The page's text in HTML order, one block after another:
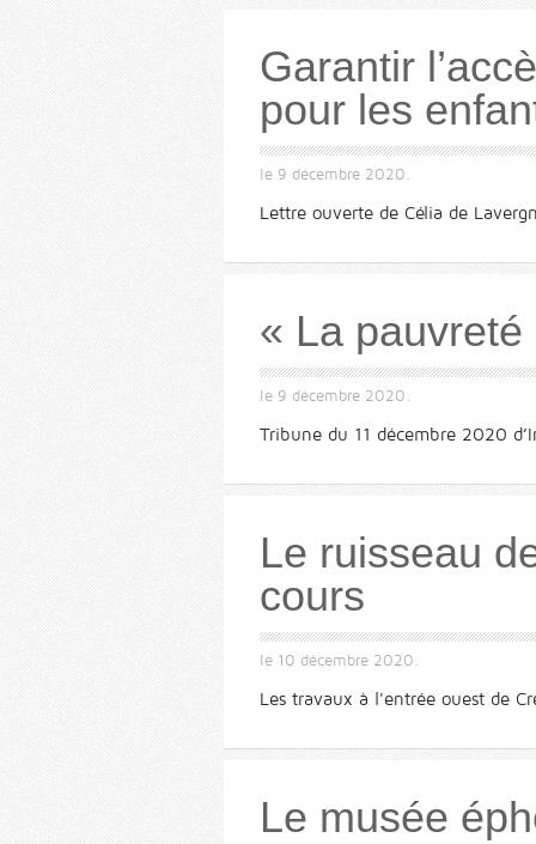
Garantir
pour les
le 9 décembre 2020.
Lettre ouverte de Célia de
« La pauvreté
le 9 décembre 2020.
Tribune du 11 décembre 2020
Le ruisseau
cours
le 10 décembre 2020.
Les travaux à l'entrée ouest de
Le musée